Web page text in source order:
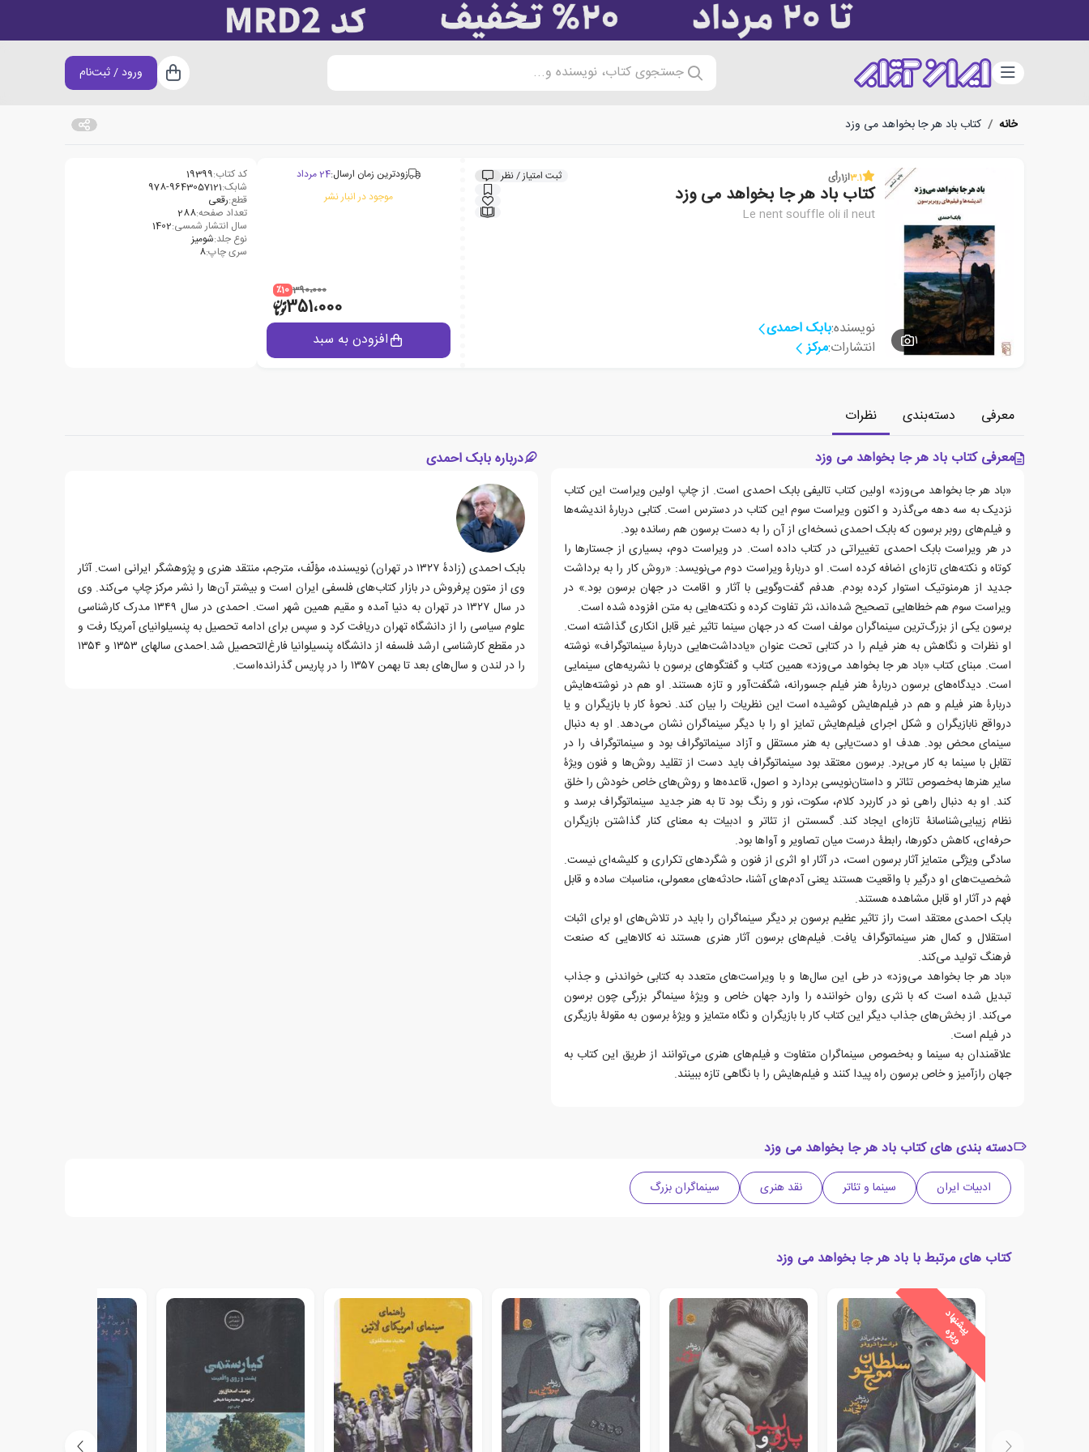
دسته‌بندی جستجوی کتاب، نویسنده و... سبد خرید
ورود / ثبت‌نام
خانه / کتاب باد هر جا بخواهد می وزد
1
3.1از1رأی ثبت امتیاز / نظر
کتاب باد هر جا بخواهد می وزد
Le nent souffle oli il neut
نویسنده:بابک احمدی
انتشارات:مرکز
زودترین زمان ارسال:24 مرداد
موجود در انبار نشر
390،000 ٪10
351،000
افزودن به سبد
کد کتاب:19399
شابک:978-9643057121
قطع:رقعی
تعداد صفحه:288
سال انتشار شمسی:1402
نوع جلد:شومیز
سری چاپ:8
معرفی دسته‌بندی
نظرات
معرفی کتاب باد هر جا بخواهد می وزد
«باد هر جا بخواهد می‌وزد» اولین کتاب تالیفی بابک احمدی است. از چاپ اولین ویراست این کتاب
نزدیک به سه دهه می‌گذرد و اکنون ویراست سوم این کتاب در دسترس است. کتابی دربارۀ اندیشه‌ها
و فیلم‌های روبر برسون که بابک احمدی نسخه‌ای از آن را به دست برسون هم رسانده بود.
در هر ویراست بابک احمدی تغییراتی در کتاب داده است. در ویراست دوم، بسیاری از جستارها را
کوتاه و نکته‌های تازه‌ای اضافه کرده است. او دربارۀ ویراست دوم می‌نویسد: «روش کار را به برداشت
جدید از هرمنوتیک استوار کرده بودم. هدفم گفت‌وگویی با آثار و اقامت در جهان برسون بود.» در
ویراست سوم هم خطاهایی تصحیح شده‌‌اند، نثر تفاوت کرده و نکته‌هایی به متن افزوده شده است.
برسون یکی از بزرگ‌ترین سینماگران مولف است که در جهان سینما تاثیر غیر قابل انکاری گذاشته است.
او نظرات و نگاهش به هنر فیلم را در کتابی تحت عنوان «یادداشت‌هایی دربارۀ سینماتوگراف» نوشته
است. مبنای کتاب «باد هر جا بخواهد می‌وزد» همین کتاب و گفتگوهای برسون با نشریه‌های سینمایی
است. دیدگاه‌های برسون دربارۀ هنر فیلم جسورانه، شگفت‌آور و تازه هستند. او هم در نوشته‌هایش
دربارۀ هنر فیلم و هم در فیلم‌هایش کوشیده است این نظریات را بیان کند. نحوۀ کار با بازیگران و یا
درواقع نابازیگران و شکل اجرای فیلم‌هایش تمایز او را با دیگر سینماگران نشان می‌دهد. او به دنبال
سینمای محض بود. هدف او دست‌یابی به هنر مستقل و آزاد سینماتوگراف بود و سینماتوگراف را در
تقابل با سینما به کار می‌برد. برسون معتقد بود سینماتوگراف باید دست از تقلید روش‌ها و فنون ویژۀ
سایر هنرها به‌خصوص تئاتر و داستان‌نویسی بردارد و اصول، قاعده‌ها و روش‌های خاص خودش را خلق
کند. او به دنبال راهی نو در کاربرد کلام، سکوت، نور و رنگ بود تا به هنر جدید سینماتوگراف برسد و
نظام زیبایی‌شناسانۀ تازه‌ای ایجاد کند. گسستن از تئاتر و ادبیات به معنای کنار گذاشتن بازیگران
حرفه‌ای، کاهش دکورها، رابطۀ درست میان تصاویر و آواها بود.
سادگی ویژگی متمایز آثار برسون است، در آثار او اثری از فنون و شگردهای تکراری و کلیشه‌ای نیست.
شخصیت‌های او درگیر با واقعیت هستند یعنی آدم‌های آشنا، حادثه‌های معمولی، مناسبات ساده و قابل
فهم در آثار او قابل مشاهده هستند.
بابک احمدی معتقد است راز تاثیر عظیم برسون بر دیگر سینماگران را باید در تلاش‌های او برای اثبات
استقلال و کمال هنر سینماتوگراف یافت. فیلم‌های برسون آثار هنری هستند نه کالاهایی که صنعت
فرهنگ تولید می‌کند.
«باد هر جا بخواهد می‌وزد» در طی این سال‌ها و با ویراست‌های متعدد به کتابی خواندنی و جذاب
تبدیل شده است که با نثری روان خواننده را وارد جهان خاص و ویژۀ سینماگر بزرگی چون برسون
می‌کند. از بخش‌های جذاب دیگر این کتاب کار با بازیگران و نگاه متمایز و ویژۀ برسون به مقولۀ بازیگری
در فیلم است.
علاقمندان به سینما و به‌خصوص سینماگران متفاوت و فیلم‌های هنری می‌توانند از طریق این کتاب به
جهان رازآمیز و خاص برسون راه پیدا کنند و فیلم‌هایش را با نگاهی تازه ببینند.
درباره بابک احمدی
بابک احمدی (زادهٔ ۱۳۲۷ در تهران) نویسنده، مؤلّف، مترجم، منتقد هنری و پژوهشگر ایرانی است. آثار
وی از متون پرفروش در بازار کتاب‌های فلسفی ایران است و بیشتر آن‌ها را نشر مرکز چاپ می‌کند. وی
در سال ۱۳۲۷ در تهران به دنیا آمده و مقیم همین شهر است. احمدی در سال ۱۳۴۹ مدرک کارشناسی
علوم سیاسی را از دانشگاه تهران دریافت کرد و سپس برای ادامه تحصیل به پنسیلوانیای آمریکا رفت و
در مقطع کارشناسی ارشد فلسفه از دانشگاه پنسیلوانیا فارغ‌التحصیل شد.احمدی سالهای ۱۳۵۳ و ۱۳۵۴
را در لندن و سال‌های بعد تا بهمن ۱۳۵۷ را در پاریس گذرانده‌است.
دسته بندی های کتاب باد هر جا بخواهد می وزد
ادبیات ایران سینما و تئاتر نقد هنری سینماگران بزرگ
کتاب های مرتبط با باد هر جا بخواهد می وزد
پ
ی
ش
ن
ه
ا
د
و
ی
ژ
ه